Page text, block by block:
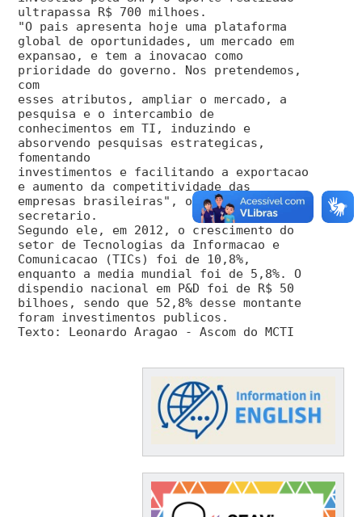
ultrapassa R$ 700 milhoes.
"O pais apresenta hoje uma plataforma
global de oportunidades, um mercado em
expansao, e tem a inovacao como
prioridade do governo. Nos pretendemos,
com
esses atributos, ampliar o mercado, a
pesquisa e o intercambio de
conhecimentos em TI, induzindo e
absorvendo pesquisas estrategicas,
fomentando
investimentos e facilitando a exportacao
e aumento da competitividade das
empresas brasileiras", observou o
secretario.
Segundo ele, em 2012, o crescimento do
setor de Tecnologias da Informacao e
Comunicacao (TICs) foi de 10,8%,
enquanto a media mundial foi de 5,8%. O
dispendio nacional em P&D foi de R$ 50
bilhoes, sendo que 52,8% desse montante
foram investimentos publicos.
Texto: Leonardo Aragao - Ascom do MCTI